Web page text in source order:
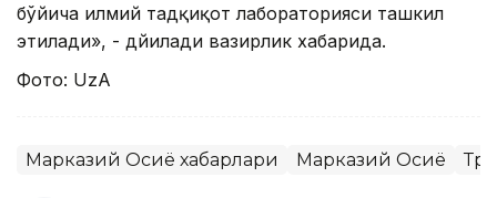
бўйича илмий тадқиқот лабораторияси ташкил
этилади», - дйилади вазирлик хабарида.
Фото: UzA
Марказий Осиё хабарлари Марказий Осиё